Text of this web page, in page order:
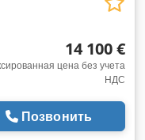
14 100 €
цена без учета
НДС
Позвонить